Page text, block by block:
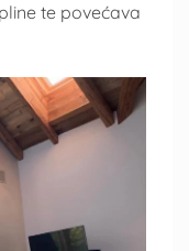
te povećava